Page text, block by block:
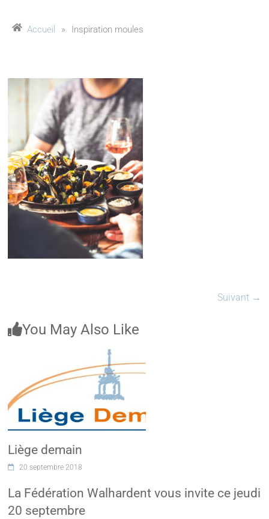
Accueil » Inspiration moules
Suivant →
You May Also Like
Liège demain
20 septembre 2018
La Fédération Walhardent vous invite ce jeudi
20 septembre